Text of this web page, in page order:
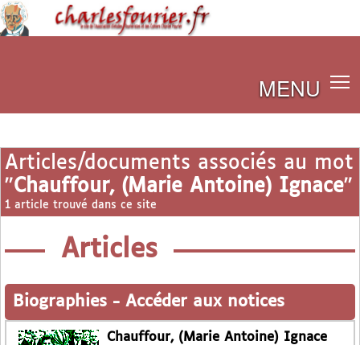
MENU
Articles/documents associés au mot
"Chauffour, (Marie Antoine) Ignace"
1 article trouvé dans ce site
Articles
Biographies - Accéder aux notices
Chauffour, (Marie Antoine) Ignace